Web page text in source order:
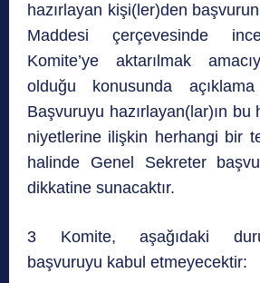
hazırlayan kişi(ler)den
Maddesi çerçevesinde
Komite’ye aktarılmak
olduğu konusunda
Başvuruyu hazırlayan(lar)ın
niyetlerine ilişkin herhangi bir
halinde Genel Sekreter
dikkatine sunacaktır.
3 Komite, aşağıdaki
başvuruyu kabul etmeyecektir: